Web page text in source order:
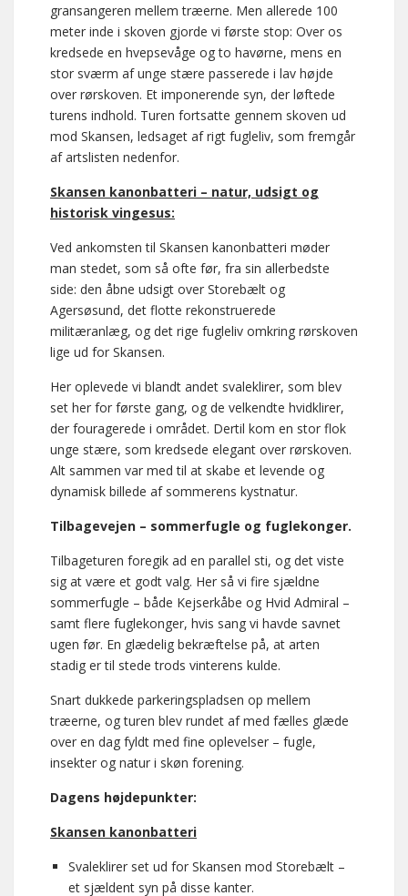
gransangeren mellem træerne. Men allerede 100
meter inde i skoven gjorde vi første stop: Over os
kredsede en hvepsevåge og to havørne, mens en
stor sværm af unge stære passerede i lav højde
over rørskoven. Et imponerende syn, der løftede
turens indhold. Turen fortsatte gennem skoven ud
mod Skansen, ledsaget af rigt fugleliv, som fremgår
af artslisten nedenfor.
Skansen kanonbatteri – natur, udsigt og
historisk vingesus:
Ved ankomsten til Skansen kanonbatteri møder
man stedet, som så ofte før, fra sin allerbedste
side: den åbne udsigt over Storebælt og
Agersøsund, det flotte rekonstruerede
militæranlæg, og det rige fugleliv omkring rørskoven
lige ud for Skansen.
Her oplevede vi blandt andet svaleklirer, som blev
set her for første gang, og de velkendte hvidklirer,
der fouragerede i området. Dertil kom en stor flok
unge stære, som kredsede elegant over rørskoven.
Alt sammen var med til at skabe et levende og
dynamisk billede af sommerens kystnatur.
Tilbagevejen – sommerfugle og fuglekonger.
Tilbageturen foregik ad en parallel sti, og det viste
sig at være et godt valg. Her så vi fire sjældne
sommerfugle – både Kejserkåbe og Hvid Admiral –
samt flere fuglekonger, hvis sang vi havde savnet
ugen før. En glædelig bekræftelse på, at arten
stadig er til stede trods vinterens kulde.
Snart dukkede parkeringspladsen op mellem
træerne, og turen blev rundet af med fælles glæde
over en dag fyldt med fine oplevelser – fugle,
insekter og natur i skøn forening.
Dagens højdepunkter:
Skansen kanonbatteri
Svaleklirer set ud for Skansen mod Storebælt –
et sjældent syn på disse kanter.